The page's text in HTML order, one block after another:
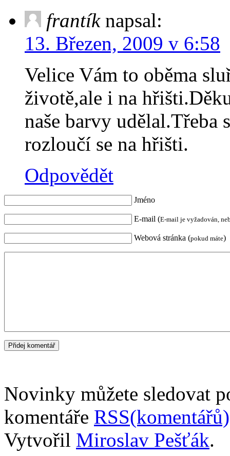
frantík napsal:
13. Březen, 2009 v 6:58
Velice Vám to oběma
životě,ale i na
naše barvy udělal.Třeba
rozloučí se na hřišti.
Odpovědět
Jméno
E-mail (E-mail je vyžadován,
Webová stránka (pokud máte)
Novinky můžete sledovat
komentáře RSS(komentářů)
Vytvořil Miroslav Pešťák.